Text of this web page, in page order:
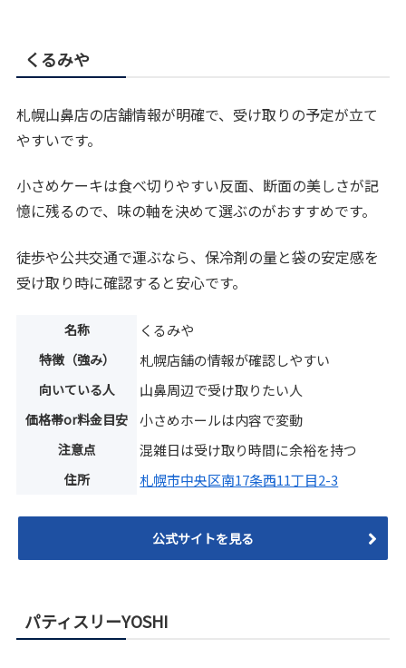
くるみや
札幌山鼻店の店舗情報が明確で、受け取りの予定が立て
やすいです。
小さめケーキは食べ切りやすい反面、断面の美しさが記
憶に残るので、味の軸を決めて選ぶのがおすすめです。
徒歩や公共交通で運ぶなら、保冷剤の量と袋の安定感を
受け取り時に確認すると安心です。
名称 くるみや
特徴（強み） 札幌店舗の情報が確認しやすい
向いている人 山鼻周辺で受け取りたい人
価格帯or料金目安 小さめホールは内容で変動
注意点 混雑日は受け取り時間に余裕を持つ
住所 札幌市中央区南17条西11丁目2-3
公式サイトを見る
パティスリーYOSHI